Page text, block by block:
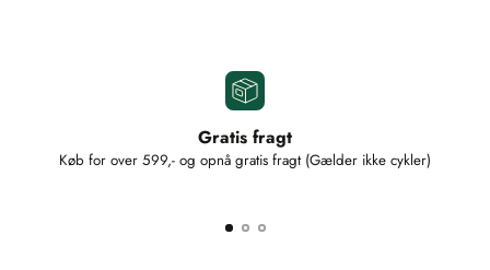
Gratis fragt
Køb for over 599,- og opnå gratis fragt (Gælder ikke cykler)